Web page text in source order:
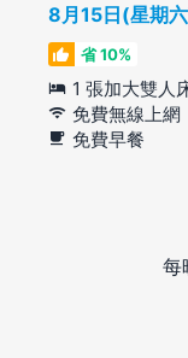
8月15日(星期
省 10%
1 張加大雙人
免費無線上網
免費早餐
每